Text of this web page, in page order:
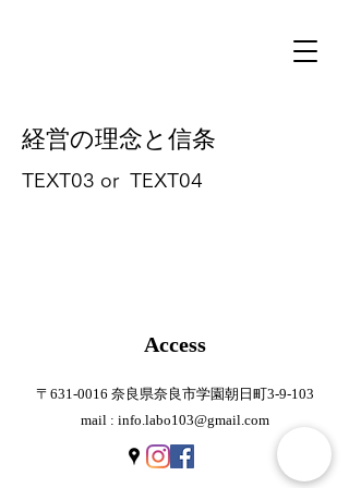
​経営の理念と信条
TEXT03 or TEXT04
​Access
​〒631-0016 奈良県奈良市学園朝日町3-9-103
mail : info.labo103@gmail.com